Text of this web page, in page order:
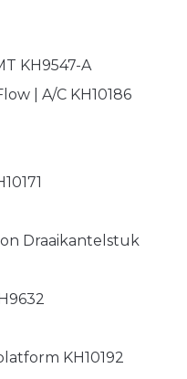
KH9547-A
| A/C KH10186
Draaikantelstuk
KH10192